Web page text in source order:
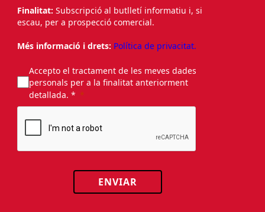
Finalitat: Subscripció al butlletí informatiu i, si
escau, per a prospecció comercial.
Més informació i drets: Política de privacitat.
Accepto el tractament de les meves dades
personals per a la finalitat anteriorment
detallada. *
ENVIAR